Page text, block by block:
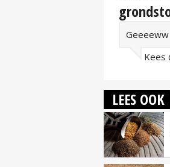
Geeeeww
Kees
LEES OOK